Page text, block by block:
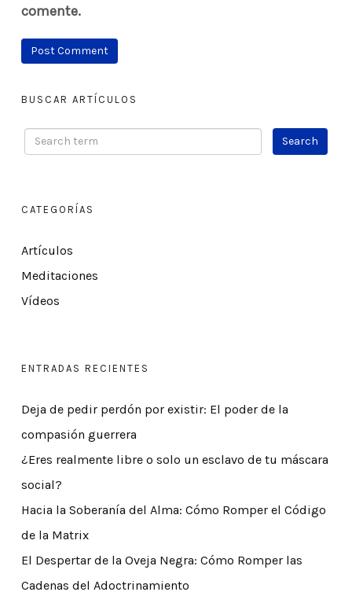
comente.
BUSCAR ARTÍCULOS
CATEGORÍAS
Artículos
Meditaciones
Vídeos
ENTRADAS RECIENTES
Deja de pedir perdón por existir: El poder de la
compasión guerrera
¿Eres realmente libre o solo un esclavo de tu máscara
social?
Hacia la Soberanía del Alma: Cómo Romper el Código
de la Matrix
El Despertar de la Oveja Negra: Cómo Romper las
Cadenas del Adoctrinamiento